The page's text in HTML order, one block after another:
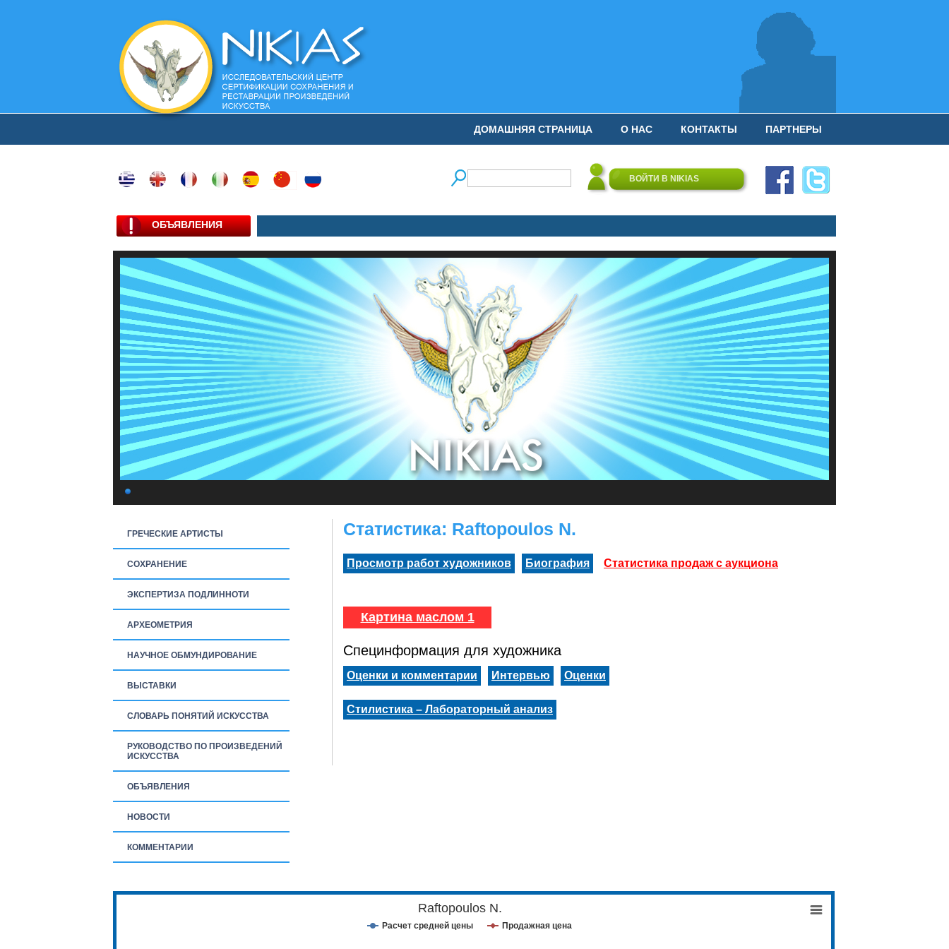
ПАРТНЕРЫ
КОНТАКТЫ
О НАС
ДОМАШНЯЯ СТРАНИЦА
ВОЙТИ В NIKIAS
ОБЪЯВЛЕНИЯ
ГРЕЧЕСКИЕ АРТИСТЫ
СОХРАНЕНИЕ
ЭКСПЕРТИЗА ПОДЛИННОТИ
АРХЕОМЕТРИЯ
НАУЧНОЕ ОБМУНДИРОВАНИЕ
ВЫСТАВКИ
СЛОВАРЬ ПОНЯТИЙ ИСКУССТВА
РУКОВОДСТВО ПО ПРОИЗВЕДЕНИЙ
ИСКУССТВА
ОБЪЯВЛЕНИЯ
НОВОСТИ
КОММЕНТАРИИ
Статистика: Raftopoulos N.
Просмотр работ художников Биография Статистика продаж с аукциона
Картина маслом 1
Специнформация для художника
Оценки и комментарии Интервью Оценки
Стилистика – Лабораторный анализ
Raftopoulos N.
Расчет средней цены Продажная цена